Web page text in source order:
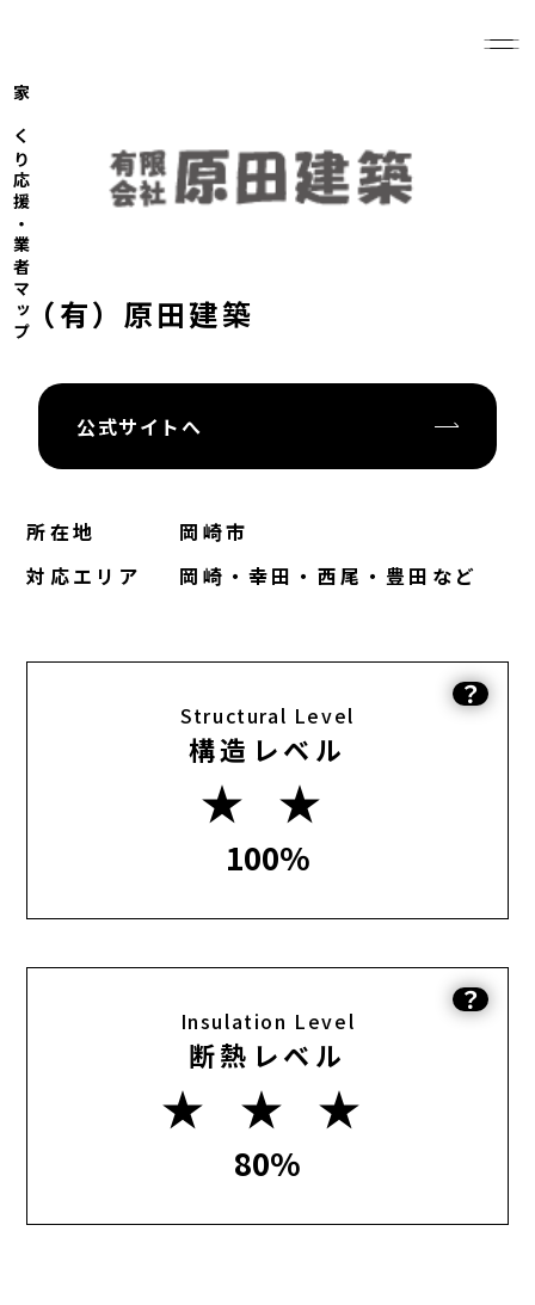
家づくり応援・業者マップ（有）原田建築
公式サイトへ
所在地
岡崎市
対応エリア
岡崎・幸田・西尾・豊田など
Structural Level
構造レベル
★ ★
100%
？
Insulation Level
断熱レベル
★ ★ ★
80%
？